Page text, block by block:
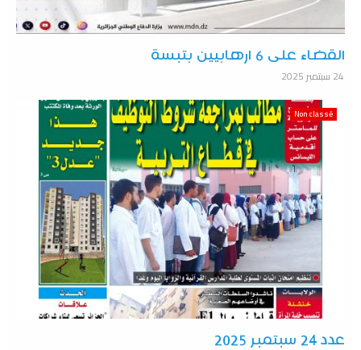
القضاء على 6 ارهابيين بتبسة
24 سبتمبر 2025
Non classé
عدد 24 سبتمبر 2025